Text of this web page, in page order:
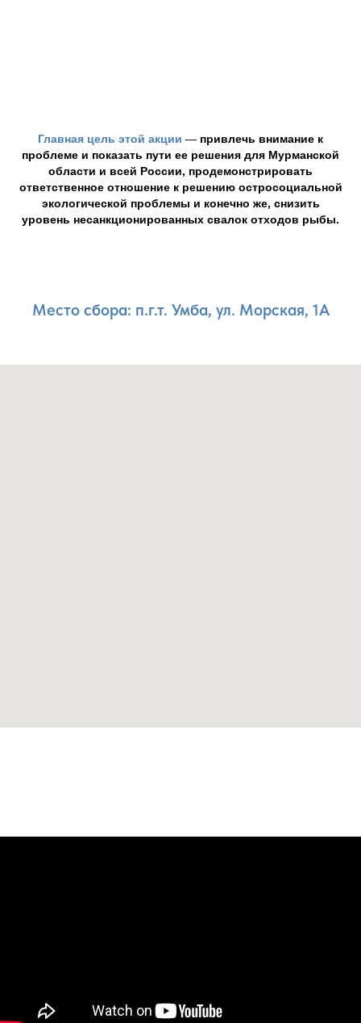
Главная цель этой акции — привлечь внимание к
проблеме и показать пути ее решения для Мурманской
области и всей России, продемонстрировать
ответственное отношение к решению остросоциальной
экологической проблемы и конечно же, снизить
уровень несанкционированных свалок отходов рыбы.
Место сбора: п.г.т. Умба, ул. Морская, 1А